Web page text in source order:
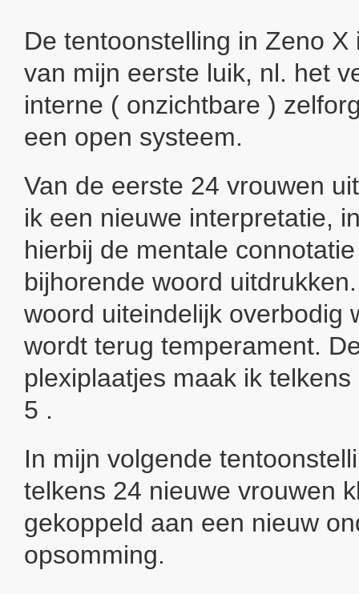
De tentoonstelling in Zeno X
van mijn eerste luik, nl. het
interne ( onzichtbare )
een open systeem.
Van de eerste 24 vrouwen
ik een nieuwe interpretatie,
hierbij de mentale
bijhorende woord
woord uiteindelijk overbodig
wordt terug temperament.
plexiplaatjes maak ik
5 .
In mijn volgende
telkens 24 nieuwe vrouwen
gekoppeld aan een nieuw
opsomming.